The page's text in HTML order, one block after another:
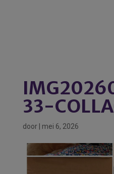
33-
door mei 6, 2026